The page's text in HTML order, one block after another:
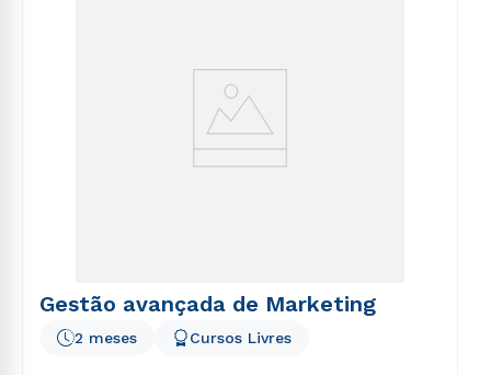
Gestão avançada de Marketing
2 meses Cursos Livres